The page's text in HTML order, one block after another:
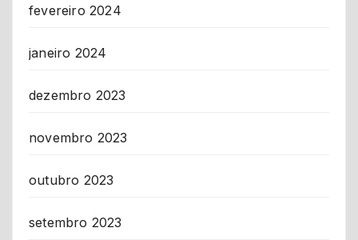
fevereiro 2024
janeiro 2024
dezembro 2023
novembro 2023
outubro 2023
setembro 2023